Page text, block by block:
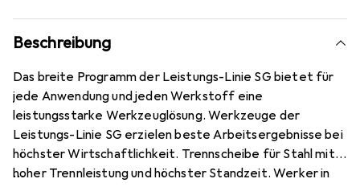
Beschreibung
Das breite Programm der Leistungs-Linie SG bietet für
jede Anwendung und jeden Werkstoff eine
leistungsstarke Werkzeuglösung. Werkzeuge der
Leistungs-Linie SG erzielen beste Arbeitsergebnisse bei
höchster Wirtschaftlichkeit. Trennscheibe für Stahl mit
hoher Trennleistung und höchster Standzeit. Werker in